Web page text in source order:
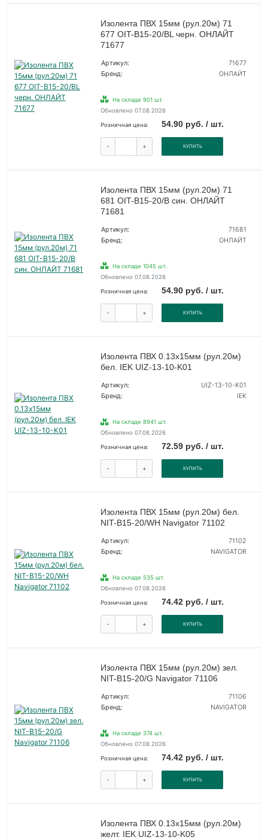
Изолента ПВХ 15мм (рул.20м) 71
677 OIT-B15-20/BL черн. ОНЛАЙТ
71677
Артикул:
71677
Бренд:
ОНЛАЙТ
На складе 901 шт.
Обновлено 07.08.2026
Розничная цена: 54.90 руб. / шт.
- + КУПИТЬ
Изолента ПВХ 15мм (рул.20м) 71
681 OIT-B15-20/B син. ОНЛАЙТ
71681
Артикул:
71681
Бренд:
ОНЛАЙТ
На складе 1045 шт.
Обновлено 07.08.2026
Розничная цена: 54.90 руб. / шт.
- + КУПИТЬ
Изолента ПВХ 0.13х15мм (рул.20м)
бел. IEK UIZ-13-10-K01
Артикул:
UIZ-13-10-K01
Бренд:
IEK
На складе 8941 шт.
Обновлено 07.08.2026
Розничная цена: 72.59 руб. / шт.
- + КУПИТЬ
Изолента ПВХ 15мм (рул.20м) бел.
NIT-B15-20/WH Navigator 71102
Артикул:
71102
Бренд:
NAVIGATOR
На складе 535 шт.
Обновлено 07.08.2026
Розничная цена: 74.42 руб. / шт.
- + КУПИТЬ
Изолента ПВХ 15мм (рул.20м) зел.
NIT-B15-20/G Navigator 71106
Артикул:
71106
Бренд:
NAVIGATOR
На складе 374 шт.
Обновлено 07.08.2026
Розничная цена: 74.42 руб. / шт.
- + КУПИТЬ
Изолента ПВХ 0.13х15мм (рул.20м)
желт. IEK UIZ-13-10-K05